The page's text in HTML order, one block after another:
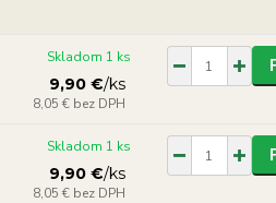
9,90 €/ks
8,05 € bez DPH
Skladom 1 ks
9,90 €/ks
8,05 € bez DPH
Skladom 1 ks